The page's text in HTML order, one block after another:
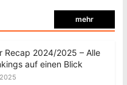
mehr
Recap 2024/2025 – Alle
auf einen Blick